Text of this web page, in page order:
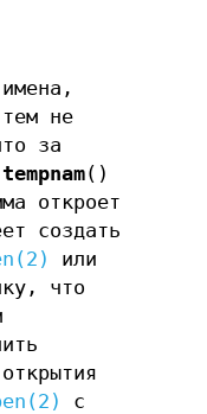
не
за
tempnam()
откроет
создать
или
что
с